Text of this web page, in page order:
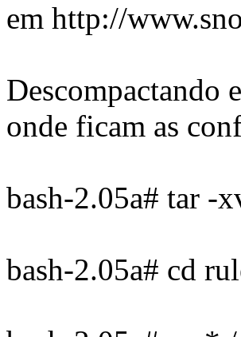
em http://
Descompactando
onde ficam as
bash-2.05a# tar -
bash-2.05a# cd